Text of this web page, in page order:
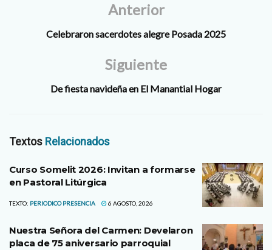
Anterior
Celebraron sacerdotes alegre Posada 2025
Siguiente
De fiesta navideña en El Manantial Hogar
Textos Relacionados
Curso Somelit 2026: Invitan a formarse
en Pastoral Litúrgica
TEXTO: PERIODICO PRESENCIA 6 AGOSTO, 2026
Nuestra Señora del Carmen: Develaron
placa de 75 aniversario parroquial